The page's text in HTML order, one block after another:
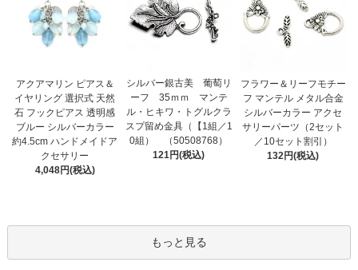
アクアマリン ピアス＆
イヤリング 選択式 天然
石 フックピアス 透明感
ブルー シルバーカラー
約4.5cm ハンドメイドア
クセサリー
4,048円(税込)
シルバー銀古美 葡萄リ
ーフ 35ｍｍ マンテ
ル・ヒキワ・トグルクラ
スプ留め金具（【1組／1
0組） （50508768）
121円(税込)
フラワー＆リーフモチー
フ マンテル メタル合金
シルバーカラー アクセ
サリーパーツ（2セット
／10セット割引）
132円(税込)
もっと見る